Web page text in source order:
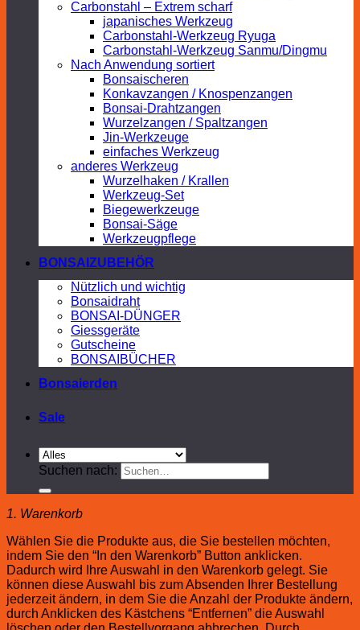
Carbonstahl – Extrem scharf
japanisches Werkzeug
Carbonstahl-Werkzeug Ryuga
Carbonstahl-Werkzeug Sanmu/Dingmu
Nach Anwendung sortiert
Bonsaischeren
Konkavzangen / Knospenzangen
Bonsai-Drahtzangen
Wurzelzangen / Spaltzangen
Jin-Werkzeuge
einfaches Werkzeug
anderes Werkzeug
Wurzelhaken / Krallen
Werkzeug-Set
Biegewerkzeuge
Bonsai-Säge
Werkzeugpflege
BONSAIZUBEHÖR
Nützlich und wichtig
Bonsaidraht
BONSAI-DÜNGER
Giessgeräte
Gutscheine
BONSAIBÜCHER
Bonsaierden
Sale
Suchen nach:
1. Warenkorb
Wählen Sie die Produkte aus, die Sie bestellen möchten,
indem Sie den “In den Warenkorb” Button anklicken.
Dadurch wird Ihre Auswahl in den Warenkorb gelegt. Sie
können diese Auswahl bis zum Absenden Ihrer Bestellung
jederzeit ändern, in dem Sie die Anzahl der Produkte ändern,
durch Anklicken des Kästchens “Entfernen” die Auswahl